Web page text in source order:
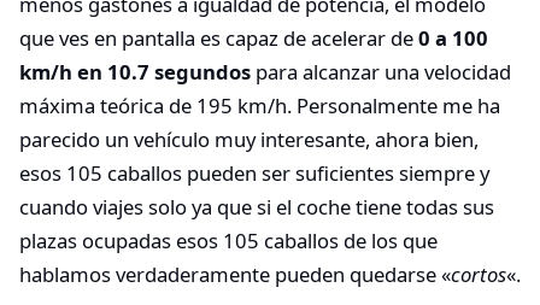
que ves en pantalla es capaz de acelerar de0 a 100
km/h en 10.7 segundos para alcanzar una velocidad
máxima teórica de 195 km/h. Personalmente me ha
parecido un vehículo muy interesante, ahora bien,
esos 105 caballos pueden ser suficientes siempre y
cuando viajes solo ya que si el coche tiene todas sus
plazas ocupadas esos 105 caballos de los que
hablamos verdaderamente pueden quedarse «cortos«.